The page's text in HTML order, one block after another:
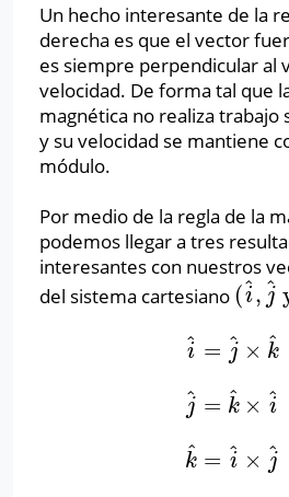
Un hecho interesante de la
derecha es que el vector
es siempre perpendicular al
velocidad. De forma tal que
magnética no realiza trabajo
y su velocidad se mantiene
módulo.
Por medio de la regla de la
podemos llegar a tres
interesantes con nuestros
del sistema cartesiano (i
^, j
^
(i^,j ^
i
^ = j
^ × k
^
i^ =j^ ×k ^
j
^ = k
^ × i
^
j^ =k ^× ^
k
^ = i
^ × j
^
k^=i ^× ^